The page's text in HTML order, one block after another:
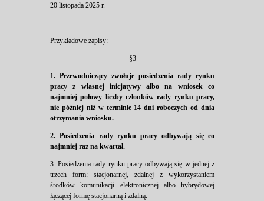
20 listopada 2025 r.
Przykładowe zapisy:
§3
1. Przewodniczący zwołuje posiedzenia rady rynku
pracy z własnej inicjatywy albo na wniosek co
najmniej połowy liczby członków rady rynku pracy,
nie później niż w terminie 14 dni roboczych od dnia
otrzymania wniosku.
2. Posiedzenia rady rynku pracy odbywają się co
najmniej raz na kwartał.
3. Posiedzenia rady rynku pracy odbywają się w jednej z
trzech form: stacjonarnej, zdalnej z wykorzystaniem
środków komunikacji elektronicznej albo hybrydowej
łączącej formę stacjonarną i zdalną.